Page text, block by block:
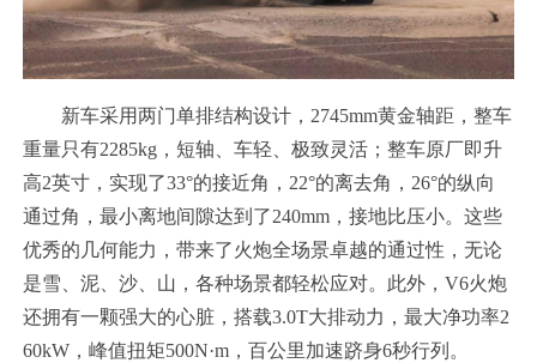
新车采用两门单排结构设计，2745mm黄金轴距，整车
重量只有2285kg，短轴、车轻、极致灵活；整车原厂即升
高2英寸，实现了33°的接近角，22°的离去角，26°的纵向
通过角，最小离地间隙达到了240mm，接地比压小。这些
优秀的几何能力，带来了火炮全场景卓越的通过性，无论
是雪、泥、沙、山，各种场景都轻松应对。此外，V6火炮
还拥有一颗强大的心脏，搭载3.0T大排动力，最大净功率2
60kW，峰值扭矩500N·m，百公里加速跻身6秒行列。